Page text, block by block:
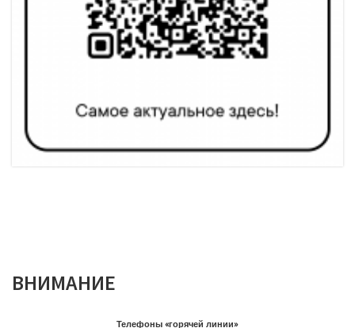
ВНИМАНИЕ
Телефоны «горячей линии»